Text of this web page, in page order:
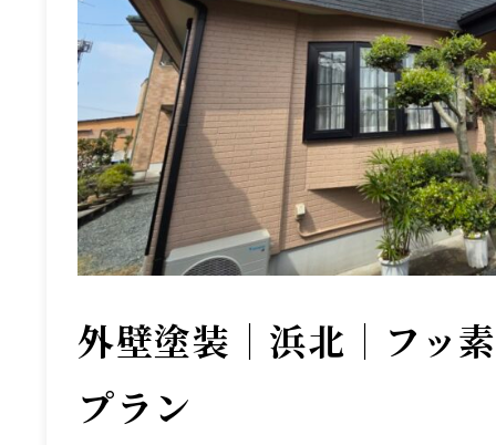
外壁塗装｜浜北｜フッ
プラン